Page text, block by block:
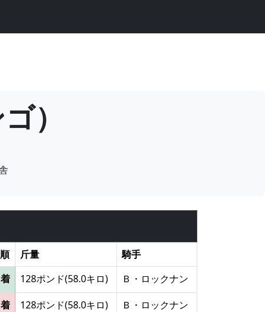
）
斤量
騎手
128ポンド(58.0キロ)
Ｂ・ロックナン
128ポンド(58.0キロ)
Ｂ・ロックナン